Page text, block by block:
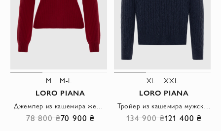
M M-L
LORO PIANA
Джемпер из кашемира женский бордовый
78 800 ₴70 900 ₴
XL XXL
LORO PIANA
Тройер из кашемира мужской синий
134 900 ₴121 400 ₴